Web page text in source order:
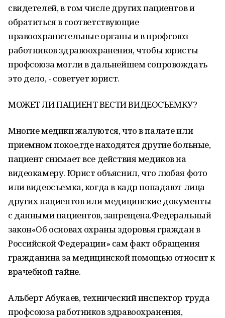
свидетелей, в том числе других пациентов и
обратиться в соответствующие
правоохранительные органы и в профсоюз
работников здравоохранения, чтобы юристы
профсоюза могли в дальнейшем сопровождать
это дело, - советует юрист.
МОЖЕТ ЛИ ПАЦИЕНТ ВЕСТИ ВИДЕОСЪЕМКУ?
Многие медики жалуются, что в палате или
приемном покое,где находятся другие больные,
пациент снимает все действия медиков на
видеокамеру. Юрист объяснил, что любая фото
или видеосъемка, когда в кадр попадают лица
других пациентов или медицинские документы
с данными пациентов, запрещена.Федеральный
закон«Об основах охраны здоровья граждан в
Российской Федерации» сам факт обращения
гражданина за медицинской помощью относит к
врачебной тайне.
Альберт Абукаев, технический инспектор труда
профсоюза работников здравоохранения,